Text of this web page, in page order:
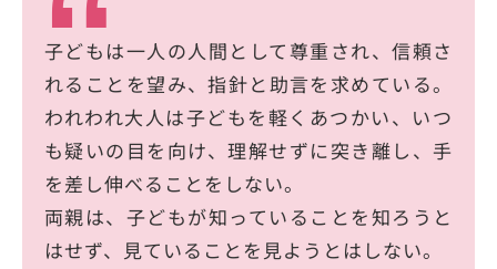
子どもは一人の人間として尊重され、信頼さ
れることを望み、指針と助言を求めている。
われわれ大人は子どもを軽くあつかい、いつ
も疑いの目を向け、理解せずに突き離し、手
を差し伸べることをしない。
両親は、子どもが知っていることを知ろうと
はせず、見ていることを見ようとはしない。